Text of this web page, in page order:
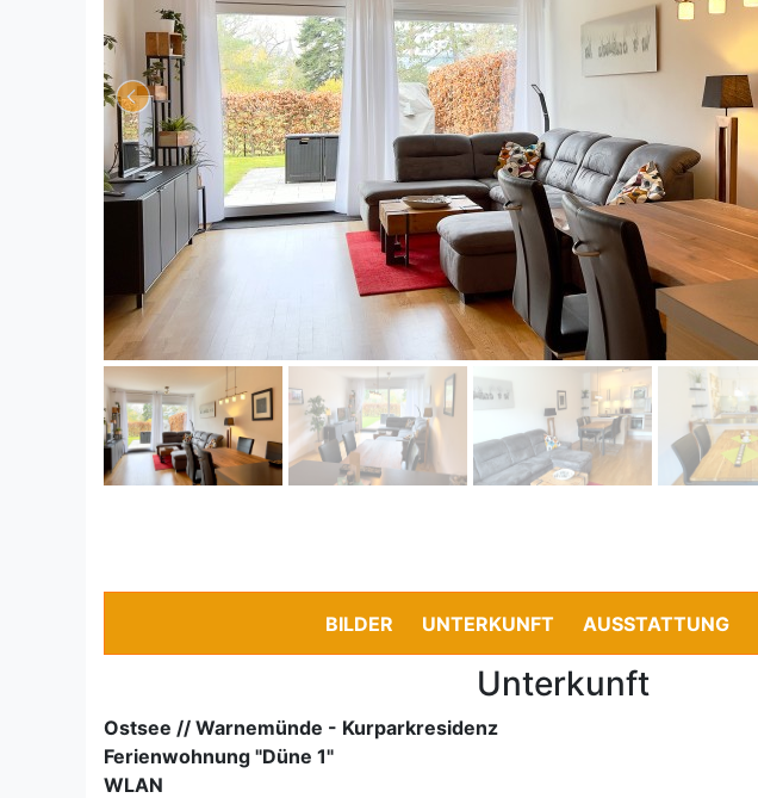
BILDER UNTERKUNFT AUSSTATTUNG
Unterkunft
Ostsee // Warnemünde - Kurparkresidenz
Ferienwohnung "Düne 1"
WLAN